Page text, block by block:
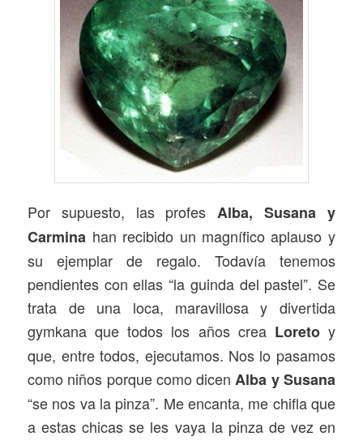
Por supuesto, las profes Alba, Susana y
Carmina han recibido un magnífico aplauso y
su ejemplar de regalo. Todavía tenemos
pendientes con ellas “la guinda del pastel”. Se
trata de una loca, maravillosa y divertida
gymkana que todos los años crea Loretoy
que, entre todos, ejecutamos. Nos lo pasamos
como niños porque como dicen Alba y Susana
“se nos va la pinza”. Me encanta, me chifla que
a estas chicas se les vaya la pinza de vez en